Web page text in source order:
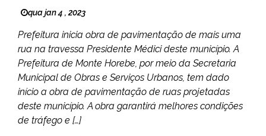
qua jan 4 , 2023
Prefeitura inicia obra de pavimentação de mais uma
rua na travessa Presidente Médici deste município. A
Prefeitura de Monte Horebe, por meio da Secretaria
Municipal de Obras e Serviços Urbanos, tem dado
início a obra de pavimentação de ruas projetadas
deste município. A obra garantirá melhores condições
de tráfego e […]